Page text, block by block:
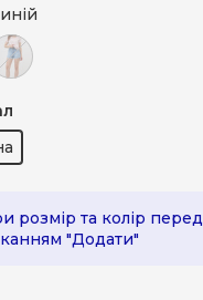
розмір та колір перед
"Додати"